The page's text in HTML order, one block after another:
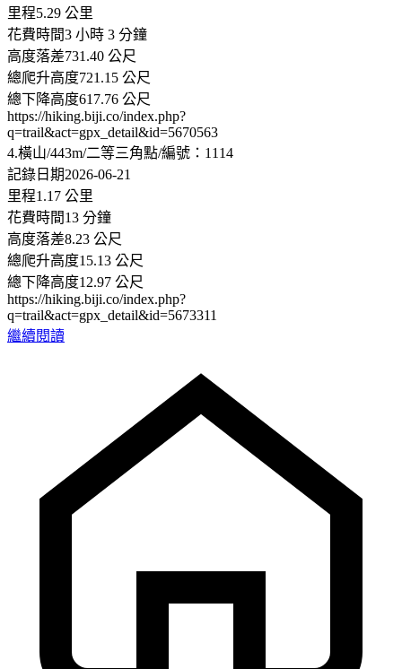
里程5.29 公里
花費時間3 小時 3 分鐘
高度落差731.40 公尺
總爬升高度721.15 公尺
總下降高度617.76 公尺
https://hiking.biji.co/index.php?
q=trail&act=gpx_detail&id=5670563
4.橫山/443m/二等三角點/編號：1114
記錄日期2026-06-21
里程1.17 公里
花費時間13 分鐘
高度落差8.23 公尺
總爬升高度15.13 公尺
總下降高度12.97 公尺
https://hiking.biji.co/index.php?
q=trail&act=gpx_detail&id=5673311
繼續閱讀